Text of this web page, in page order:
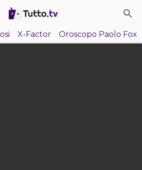
X-Factor Oroscopo Paolo Fox